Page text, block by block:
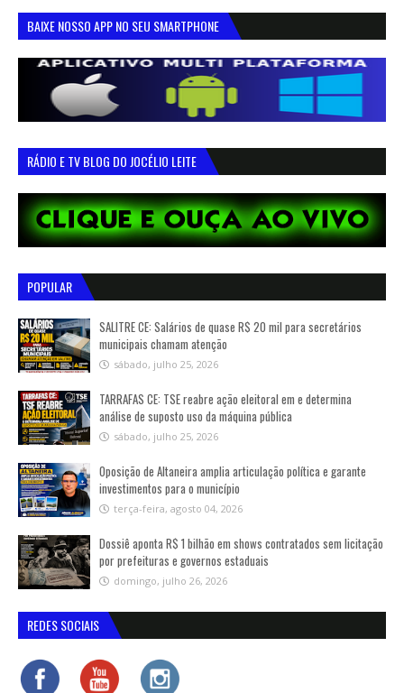
BAIXE NOSSO APP NO SEU SMARTPHONE
RÁDIO E TV BLOG DO JOCÉLIO LEITE
POPULAR
SALITRE CE: Salários de quase R$ 20 mil para secretários
municipais chamam atenção
sábado, julho 25, 2026
TARRAFAS CE: TSE reabre ação eleitoral em e determina
análise de suposto uso da máquina pública
sábado, julho 25, 2026
Oposição de Altaneira amplia articulação política e garante
investimentos para o município
terça-feira, agosto 04, 2026
Dossiê aponta R$ 1 bilhão em shows contratados sem licitação
por prefeituras e governos estaduais
domingo, julho 26, 2026
REDES SOCIAIS